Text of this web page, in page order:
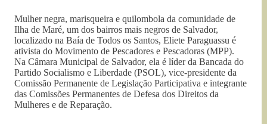
Mulher negra, marisqueira e quilombola da comunidade de
Ilha de Maré, um dos bairros mais negros de Salvador,
localizado na Baía de Todos os Santos, Eliete Paraguassu é
ativista do Movimento de Pescadores e Pescadoras (MPP).
Na Câmara Municipal de Salvador, ela é líder da Bancada do
Partido Socialismo e Liberdade (PSOL), vice-presidente da
Comissão Permanente de Legislação Participativa e integrante
das Comissões Permanentes de Defesa dos Direitos da
Mulheres e de Reparação.